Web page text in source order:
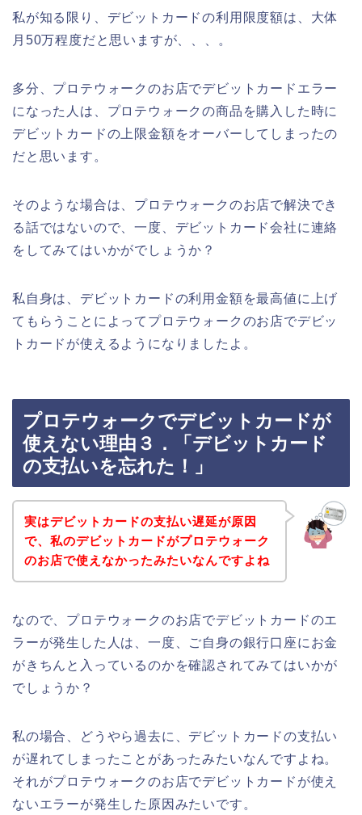
私が知る限り、デビットカードの利用限度額は、大体
月50万程度だと思いますが、、、。
多分、プロテウォークのお店でデビットカードエラー
になった人は、プロテウォークの商品を購入した時に
デビットカードの上限金額をオーバーしてしまったの
だと思います。
そのような場合は、プロテウォークのお店で解決でき
る話ではないので、一度、デビットカード会社に連絡
をしてみてはいかがでしょうか？
私自身は、デビットカードの利用金額を最高値に上げ
てもらうことによってプロテウォークのお店でデビッ
トカードが使えるようになりましたよ。
プロテウォークでデビットカードが
使えない理由３．「デビットカード
の支払いを忘れた！」
実はデビットカードの支払い遅延が原因
で、私のデビットカードがプロテウォーク
のお店で使えなかったみたいなんですよね
なので、プロテウォークのお店でデビットカードのエ
ラーが発生した人は、一度、ご自身の銀行口座にお金
がきちんと入っているのかを確認されてみてはいかが
でしょうか？
私の場合、どうやら過去に、デビットカードの支払い
が遅れてしまったことがあったみたいなんですよね。
それがプロテウォークのお店でデビットカードが使え
ないエラーが発生した原因みたいです。